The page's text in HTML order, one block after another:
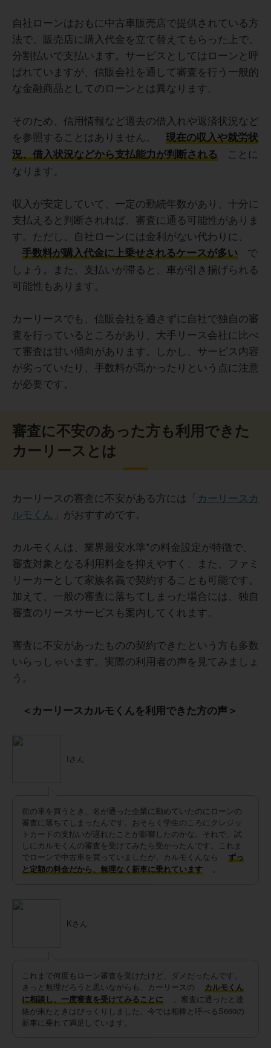
自社ローンはおもに中古車販売店で提供されている方
法で、販売店に購入代金を立て替えてもらった上で、
分割払いで支払います。サービスとしてはローンと呼
ばれていますが、信販会社を通して審査を行う一般的
な金融商品としてのローンとは異なります。
そのため、信用情報など過去の借入れや返済状況など
を参照することはありません。
現在の収入や就労状
況、借入状況などから支払能力が判断される
ことに
なります。
収入が安定していて、一定の勤続年数があり、十分に
支払えると判断されれば、審査に通る可能性がありま
す。ただし、自社ローンには金利がない代わりに、
手数料が購入代金に上乗せされるケースが多い
で
しょう。また、支払いが滞ると、車が引き揚げられる
可能性もあります。
カーリースでも、信販会社を通さずに自社で独自の審
査を行っているところがあり、大手リース会社に比べ
て審査は甘い傾向があります。しかし、サービス内容
が劣っていたり、手数料が高かったりという点に注意
が必要です。
審査に不安のあった方も利用できた
カーリースとは
カーリースの審査に不安がある方には「 カーリースカ
ルモくん 」がおすすめです。
カルモくんは、業界最安水準*の料金設定が特徴で、
審査対象となる利用料金を抑えやすく、また、ファミ
リーカーとして家族名義で契約することも可能です。
加えて、一般の審査に落ちてしまった場合には、独自
審査のリースサービスも案内してくれます。
審査に不安があったものの契約できたという方も多数
いらっしゃいます。実際の利用者の声を見てみましょ
う。
＜カーリースカルモくんを利用できた方の声＞
Iさん
前の車を買うとき、名が通った企業に勤めていたのにローンの
審査に落ちてしまったんです。おそらく学生のころにクレジッ
トカードの支払いが遅れたことが影響したのかな。それで、試
しにカルモくんの審査を受けてみたら受かったんです。これま
でローンで中古車を買っていましたが、カルモくんなら
ずっ
と定額の料金だから、無理なく新車に乗れています
Kさん
これまで何度もローン審査を受けたけど、ダメだったんです。
きっと無理だろうと思いながらも、カーリースの
カルモくん
に相談し、一度審査を受けてみることに
。審査に通ったと連
絡が来たときはびっくりしました。今では相棒と呼べるS660の
新車に乗れて満足しています。